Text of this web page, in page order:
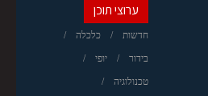
ערוצי תוכן
חדשות כלכלה
בידור יופי
טכנולוגיה